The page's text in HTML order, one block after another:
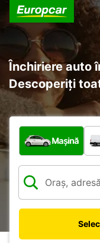
Închiriere auto
Descoperiți
Ce tip de vehicul?
Mașină